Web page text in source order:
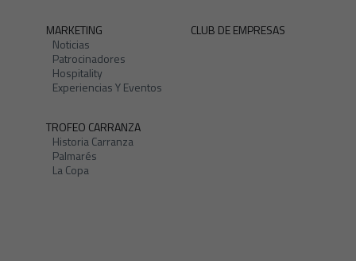
MARKETING
Noticias
Patrocinadores
Hospitality
Experiencias Y Eventos
CLUB DE EMPRESAS
TROFEO CARRANZA
Historia Carranza
Palmarés
La Copa